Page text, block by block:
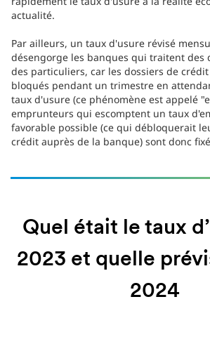
actualité.
Par ailleurs, un taux d'usure révisé
désengorge les banques qui traitent des
des particuliers, car les dossiers de
bloqués pendant un trimestre en
taux d'usure (ce phénomène est appelé
emprunteurs qui escomptent un taux
favorable possible (ce qui débloquerait
crédit auprès de la banque) sont donc
Quel était le taux
2023 et quelle
2024